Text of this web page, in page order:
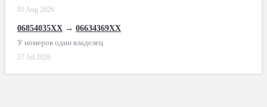
01 Aug 2026
06854035XX → 06634369XX
У номеров один владелец
27 Jul 2026